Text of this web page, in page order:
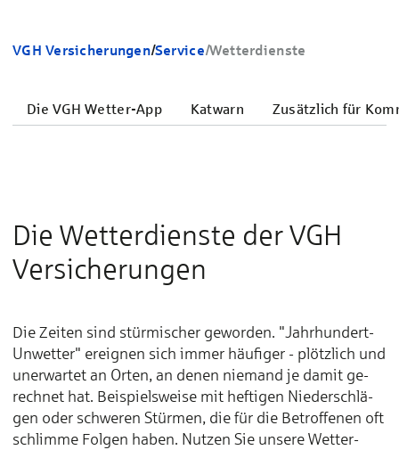
VGH Versicherungen/Service/Wetterdienste
Die VGH Wetter-App Katwarn Zusätzlich für
Die Wet­ter­diens­te der VGH
Ver­si­che­run­gen
Die Zei­ten sind stür­­mi­­scher ge­­wor­­den. "Jahr­­hun­­dert-
Un­­wet­­ter" er­­eig­­nen sich im­­mer häu­­fi­­ger - plötz­­lich und
un­­er­­war­­tet an Or­­ten, an de­­nen nie­­mand je da­­mit ge­­
rech­­net hat. Bei­­spiels­­wei­­se mit hef­­ti­­gen Nie­­der­­schlä­­
gen oder schwe­­ren Stür­­men, die für die Be­­trof­­fe­­nen oft
schlim­­me Fol­­gen ha­­ben. Nut­­zen Sie un­­se­­re Wet­­ter­­